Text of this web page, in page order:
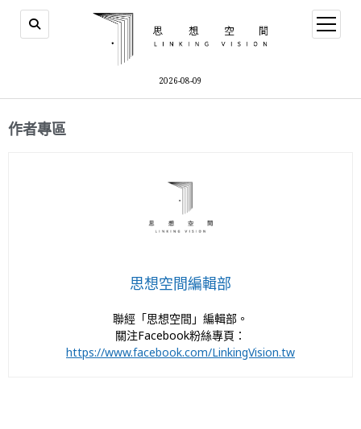
2026-08-09
作者專區
思想空間編輯部
聯經「思想空間」編輯部。
關注Facebook粉絲專頁：
https://www.facebook.com/LinkingVision.tw